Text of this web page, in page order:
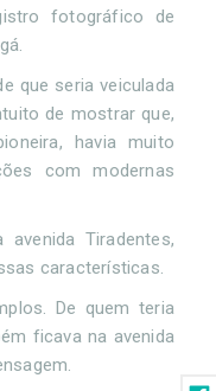
fotográfico de
que seria veiculada
de mostrar que,
havia muito
com modernas
Tiradentes,
características.
De quem teria
ficava na avenida